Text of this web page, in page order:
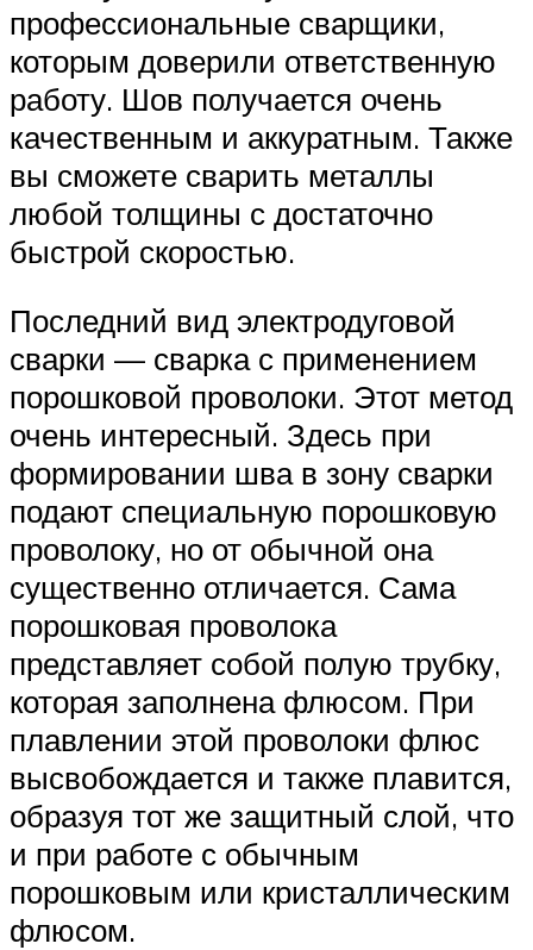
профессиональные сварщики,
которым доверили ответственную
работу. Шов получается очень
качественным и аккуратным. Также
вы сможете сварить металлы
любой толщины с достаточно
быстрой скоростью.
Последний вид электродуговой
сварки — сварка с применением
порошковой проволоки. Этот метод
очень интересный. Здесь при
формировании шва в зону сварки
подают специальную порошковую
проволоку, но от обычной она
существенно отличается. Сама
порошковая проволока
представляет собой полую трубку,
которая заполнена флюсом. При
плавлении этой проволоки флюс
высвобождается и также плавится,
образуя тот же защитный слой, что
и при работе с обычным
порошковым или кристаллическим
флюсом.